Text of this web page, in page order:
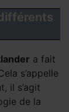
Presse - en
2021,Serie
Sous les
projecteurs
a fait
s’appelle
il s’agit
de la